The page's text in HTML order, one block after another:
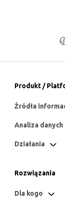
Produkt /
Źródła
Analiza danych
Działania
Rozwiązania
Dla kogo